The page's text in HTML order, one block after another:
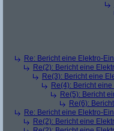
Re: Bericht eine Elektro-
Re(2): Bericht eine
Re(3): Bericht eine
Re(4): Bericht
Re(5): Bericht
Re(6):
Re: Bericht eine Elektro-
Re(2): Bericht eine